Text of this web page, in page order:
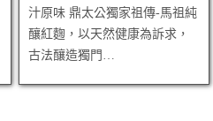
汁原味 鼎太公獨家祖傳-馬祖純
釀紅麴，以天然健康為訴求，
古法釀造獨門…